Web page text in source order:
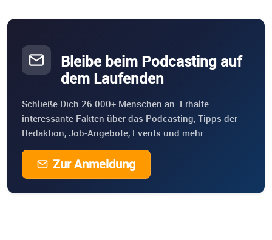
Bleibe beim Podcasting auf
dem Laufenden
Schließe Dich 26.000+ Menschen an. Erhalte
interessante Fakten über das Podcasting, Tipps der
Redaktion, Job-Angebote, Events und mehr.
Zur Anmeldung